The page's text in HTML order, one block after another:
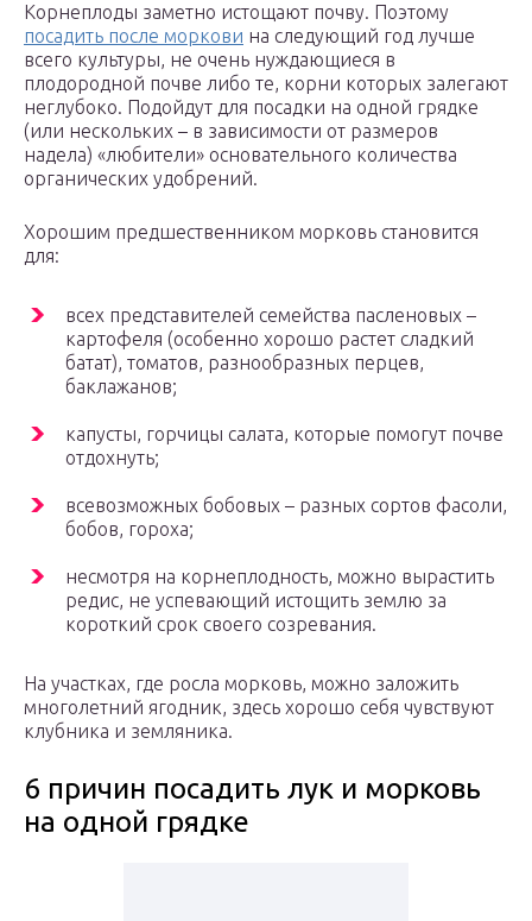
Корнеплоды заметно истощают почву. Поэтому
посадить после моркови на следующий год лучше
всего культуры, не очень нуждающиеся в
плодородной почве либо те, корни которых залегают
неглубоко. Подойдут для посадки на одной грядке
(или нескольких – в зависимости от размеров
надела) «любители» основательного количества
органических удобрений.
Хорошим предшественником морковь становится
для:
всех представителей семейства пасленовых –
картофеля (особенно хорошо растет сладкий
батат), томатов, разнообразных перцев,
баклажанов;
капусты, горчицы салата, которые помогут почве
отдохнуть;
всевозможных бобовых – разных сортов фасоли,
бобов, гороха;
несмотря на корнеплодность, можно вырастить
редис, не успевающий истощить землю за
короткий срок своего созревания.
На участках, где росла морковь, можно заложить
многолетний ягодник, здесь хорошо себя чувствуют
клубника и земляника.
6 причин посадить лук и морковь
на одной грядке